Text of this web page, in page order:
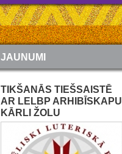
JAUNUMI
TIKŠANĀS TIEŠSAISTĒ
AR LELBP ARHIBĪSKAPU
KĀRLI ŽOLU